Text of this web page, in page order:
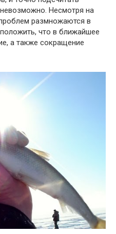
Несмотря на
размножаются в
что в ближайшее
а также сокращение